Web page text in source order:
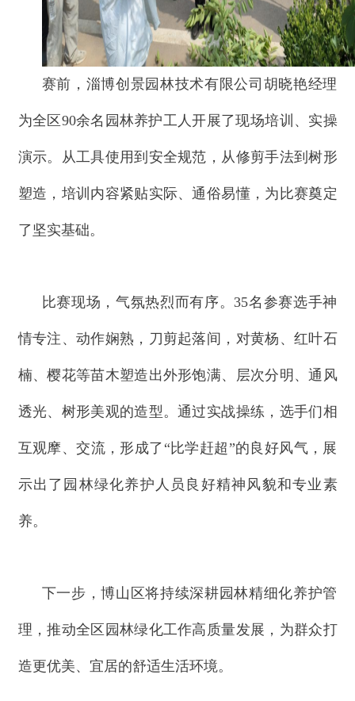
赛前，淄博创景园林技术有限公司胡晓艳经理
为全区90余名园林养护工人开展了现场培训、实操
演示。从工具使用到安全规范，从修剪手法到树形
塑造，培训内容紧贴实际、通俗易懂，为比赛奠定
了坚实基础。
比赛现场，气氛热烈而有序。35名参赛选手神
情专注、动作娴熟，刀剪起落间，对黄杨、红叶石
楠、樱花等苗木塑造出外形饱满、层次分明、通风
透光、树形美观的造型。通过实战操练，选手们相
互观摩、交流，形成了“比学赶超”的良好风气，展
示出了园林绿化养护人员良好精神风貌和专业素
养。
下一步，博山区将持续深耕园林精细化养护管
理，推动全区园林绿化工作高质量发展，为群众打
造更优美、宜居的舒适生活环境。